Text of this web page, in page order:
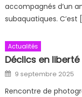
accompagnés d’un
subaquatiques. C’est
Actualités
Déclics en liberté
Posted on
9 septembre 2025
Rencontre de